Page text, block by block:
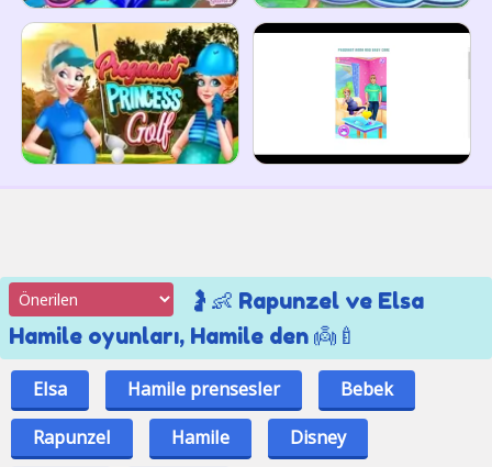
🤰👶 Rapunzel ve Elsa
Hamile oyunları, Hamile den 👼🍼
Elsa Hamile prensesler
Bebek
Rapunzel
Hamile
Disney